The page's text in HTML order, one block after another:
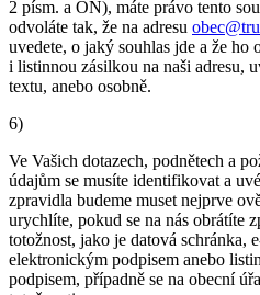
2 písm. a ON), máte právo tento
odvoláte tak, že na adresu
uvedete, o jaký souhlas jde a že ho
i listinnou zásilkou na naši adresu,
textu, anebo osobně.
6)
Ve Vašich dotazech, podnětech a
údajům se musíte identifikovat a
zpravidla budeme muset nejprve
urychlíte, pokud se na nás obrátíte
totožnost, jako je datová schránka,
elektronickým podpisem anebo
podpisem, případně se na obecní